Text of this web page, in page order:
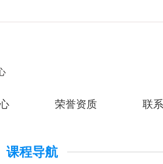
荣誉资质 联
课程导航